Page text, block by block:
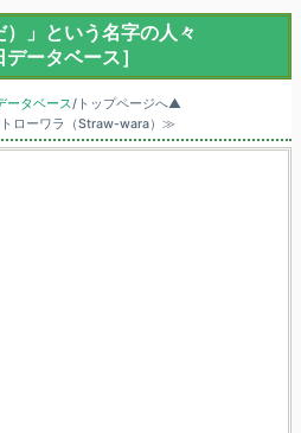
）」という名字の人々
データベース］
ータベース/トップページへ▲
ローワラ（Straw-wara）≫